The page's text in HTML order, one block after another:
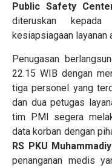
Public Safety
diteruskan
kesiapsiagaan layanan
Penugasan
22.15 WIB dengan
tiga personel yang
dan dua petugas
tim PMI segera
data korban dengan
RS PKU
penanganan medis